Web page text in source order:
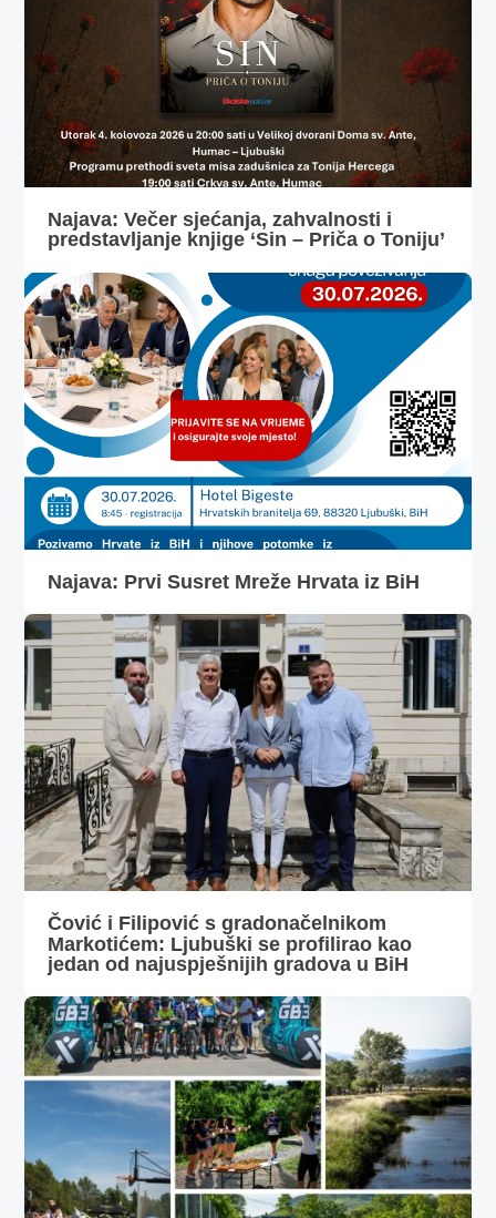
Najava: Večer sjećanja, zahvalnosti i
predstavljanje knjige ‘Sin – Priča o Toniju’
Najava: Prvi Susret Mreže Hrvata iz BiH
Čović i Filipović s gradonačelnikom
Markotićem: Ljubuški se profilirao kao
jedan od najuspješnijih gradova u BiH